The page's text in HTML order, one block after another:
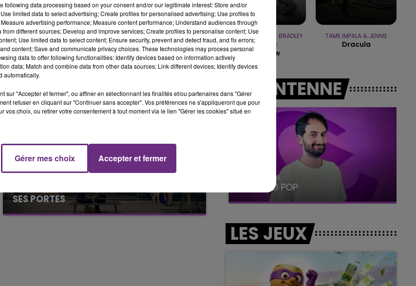
sera fermée ce soir pour des raisons de sécurité.
est en ligne à l'adresse suivante :www.aube.fr.
SES PORTES
C'était l'une des institutions du centre-ville
LADY GAGA FEAT. BRADLEY
COOPER
Shallow
TAME IMPALA & JENNIE
Dracula
A L'ANTENNE
19h15 - 20h00
LA RADIO POP
LES JEUX
following data processing based on your consent and/or our legitimate interest: Store and/or
limited data to select advertising; Create profiles for personalised advertising; Use profiles to
advertising performance; Measure content performance; Understand audiences through
different sources; Develop and improve services; Create profiles to personalise content; Use
Use limited data to select content; Ensure security, prevent and detect fraud, and fix errors;
content; Save and communicate privacy choices. These technologies may process personal
data to offer following functionalities: Identify devices based on information actively
data; Match and combine data from other data sources; Link different devices; Identify devices
automatically.
sur "Accepter et fermer", ou affiner en sélectionnant les finalités et/ou partenaires dans "Gérer
refuser en cliquant sur "Continuer sans accepter". Vos préférences ne s'appliqueront que pour
vos choix, ou retirer votre consentement à tout moment via le lien "Gérer les cookies" situé en
Gérer mes choix Accepter et fermer